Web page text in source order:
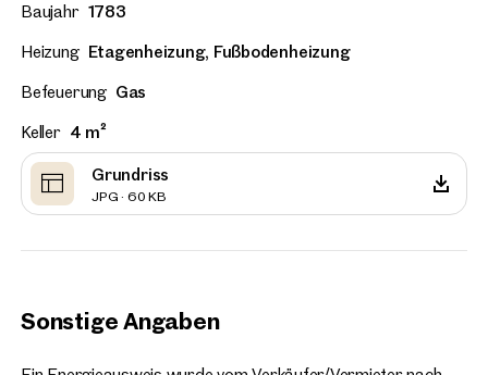
Baujahr 1783
Heizung Etagenheizung, Fußbodenheizung
Befeuerung Gas
Keller 4 m²
Grundriss
JPG · 60 KB
Sonstige Angaben